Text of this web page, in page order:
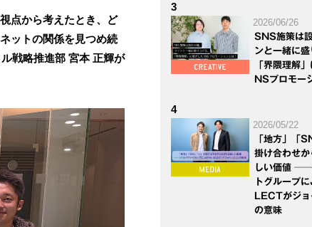
点から考えたとき、ど
ットの関係を見つめ続
戦略推進部 宮本 正輝が
3
2026/06/26
SNS施策は
ンと一緒に盛
「界隈理解
NSプロモー
4
2026/05/22
「地方」「
掛け合わせ
しい価値 ──
トグループ
LECTがジョ
の意味